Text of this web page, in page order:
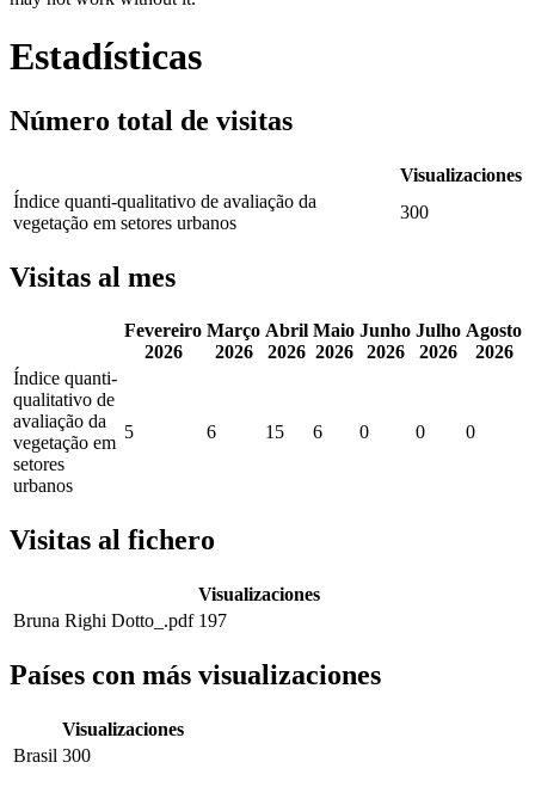
Estadísticas
Número total de visitas
Visualizaciones
Índice quanti-qualitativo de avaliação da
vegetação em setores urbanos
300
Visitas al mes
Fevereiro
2026
Março
2026
Abril
2026
Maio
2026
Junho
2026
Julho
2026
Agosto
2026
Índice quanti-
qualitativo de
avaliação da
vegetação em
setores
urbanos
5 6 15 6 0 0 0
Visitas al fichero
Visualizaciones
Bruna Righi Dotto_.pdf 197
Países con más visualizaciones
Visualizaciones
Brasil 300